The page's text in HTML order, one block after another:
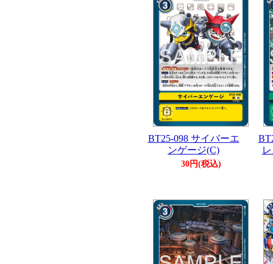
BT25-098 サイバーエ
ンゲージ(C)
30円(税込)